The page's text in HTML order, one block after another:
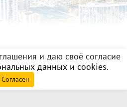
и даю своё согласие
данных и cookies.
Согласен